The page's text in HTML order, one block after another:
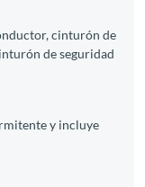
cinturón de
de seguridad
y incluye